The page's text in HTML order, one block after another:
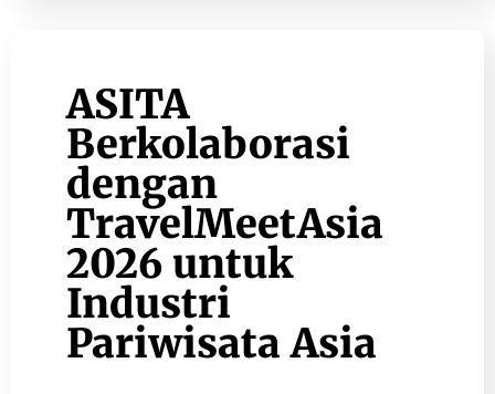
ASITA
Berkolaborasi
dengan
TravelMeetAsia
2026 untuk
Industri
Pariwisata Asia